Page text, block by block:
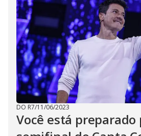
DO R7/11/06/2023
Você está preparado